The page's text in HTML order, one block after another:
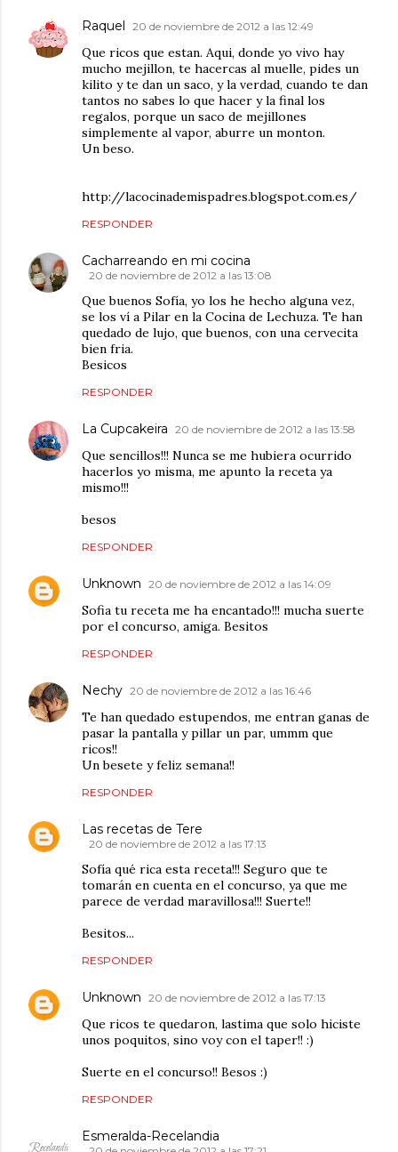
Raquel 20 de noviembre de 2012 a las 12:49
Que ricos que estan. Aqui, donde yo vivo hay
mucho mejillon, te hacercas al muelle, pides un
kilito y te dan un saco, y la verdad, cuando te dan
tantos no sabes lo que hacer y la final los
regalos, porque un saco de mejillones
simplemente al vapor, aburre un monton.
Un beso.
http://lacocinademispadres.blogspot.com.es/
RESPONDER
Cacharreando en mi cocina
20 de noviembre de 2012 a las 13:08
Que buenos Sofía, yo los he hecho alguna vez,
se los ví a Pilar en la Cocina de Lechuza. Te han
quedado de lujo, que buenos, con una cervecita
bien fria.
Besicos
RESPONDER
La Cupcakeira 20 de noviembre de 2012 a las 13:58
Que sencillos!!! Nunca se me hubiera ocurrido
hacerlos yo misma, me apunto la receta ya
mismo!!!
besos
RESPONDER
Unknown 20 de noviembre de 2012 a las 14:09
Sofia tu receta me ha encantado!!! mucha suerte
por el concurso, amiga. Besitos
RESPONDER
Nechy 20 de noviembre de 2012 a las 16:46
Te han quedado estupendos, me entran ganas de
pasar la pantalla y pillar un par, ummm que
ricos!!
Un besete y feliz semana!!
RESPONDER
Las recetas de Tere
20 de noviembre de 2012 a las 17:13
Sofía qué rica esta receta!!! Seguro que te
tomarán en cuenta en el concurso, ya que me
parece de verdad maravillosa!!! Suerte!!
Besitos...
RESPONDER
Unknown 20 de noviembre de 2012 a las 17:13
Que ricos te quedaron, lastima que solo hiciste
unos poquitos, sino voy con el taper!! :)
Suerte en el concurso!! Besos :)
RESPONDER
Esmeralda-Recelandia